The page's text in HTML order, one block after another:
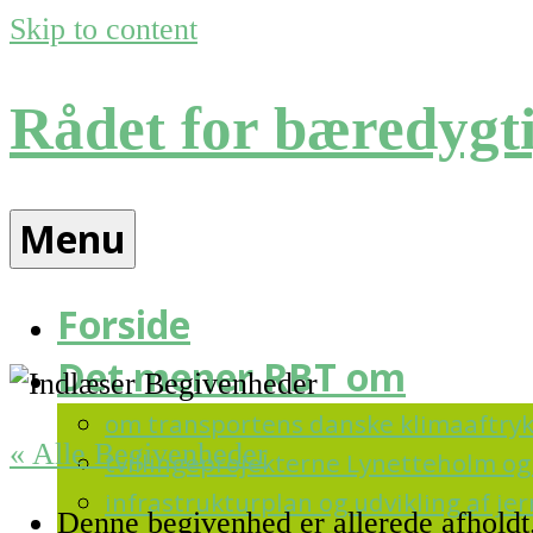
Skip to content
Rådet for
Menu
Forside
Det mener RBT om
om transportens danske klimaaftryk
tvillingeprojekterne Lynetteholm
infrastrukturplan og udvikling af
« Alle Begivenheder
Denne begivenhed er allerede